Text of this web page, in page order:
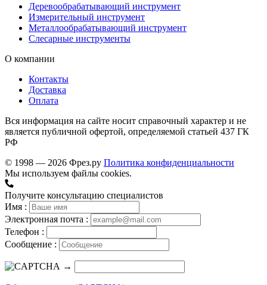
Деревообрабатывающий инструмент
Измерительный инструмент
Металлообрабатывающий инструмент
Слесарные инструменты
О компании
Контакты
Доставка
Оплата
Вся информация на сайте носит справочный характер и не
является публичной офертой, определяемой статьей 437 ГК
РФ
© 1998 — 2026 Фрез.ру Политика конфиденциальности
Мы используем файлы cookies.
Получите консультацию специалистов
Имя :
Электронная почта :
Телефон :
Сообщение :
→